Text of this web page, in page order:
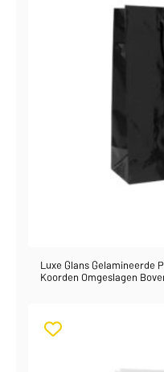
Luxe Glans Gelamineerde
Koorden Omgeslagen